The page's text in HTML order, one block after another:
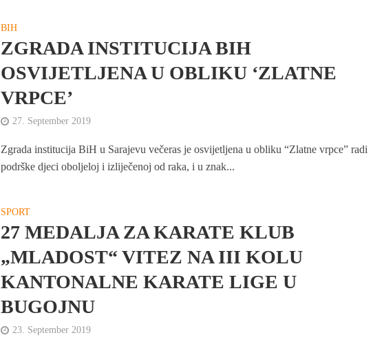
BIH
ZGRADA INSTITUCIJA BIH
OSVIJETLJENA U OBLIKU ‘ZLATNE
VRPCE’
27. September 2019
Zgrada institucija BiH u Sarajevu večeras je osvijetljena u obliku “Zlatne vrpce” radi
podrške djeci oboljeloj i izliječenoj od raka, i u znak...
SPORT
27 MEDALJA ZA KARATE KLUB
„MLADOST“ VITEZ NA III KOLU
KANTONALNE KARATE LIGE U
BUGOJNU
23. September 2019